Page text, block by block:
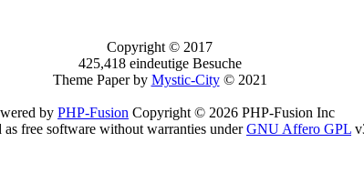
Copyright © 2017
425,418 eindeutige Besuche
Theme Paper by Mystic-City© 2021
by PHP-Fusion Copyright © 2026 PHP-Fusion Inc
as free software without warranties underGNU Affero GPL